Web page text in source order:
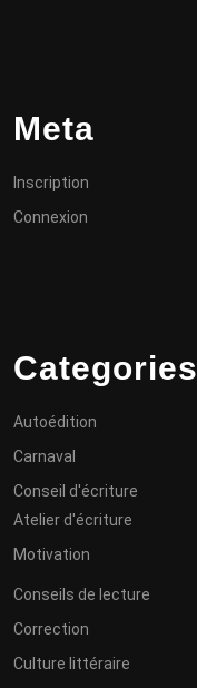
Meta
Inscription
Connexion
Categories
Autoédition
Carnaval
Conseil d'écriture
Atelier d'écriture
Motivation
Conseils de lecture
Correction
Culture littéraire